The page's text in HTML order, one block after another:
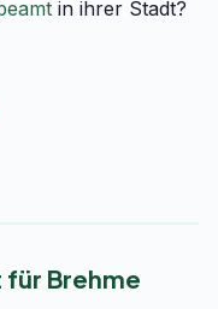
in ihrer Stadt?
Brehme